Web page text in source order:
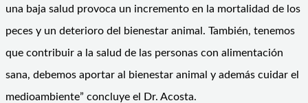
una baja salud provoca un incremento en la mortalidad de los
peces y un deterioro del bienestar animal. También, tenemos
que contribuir a la salud de las personas con alimentación
sana, debemos aportar al bienestar animal y además cuidar el
medioambiente” concluye el Dr. Acosta.